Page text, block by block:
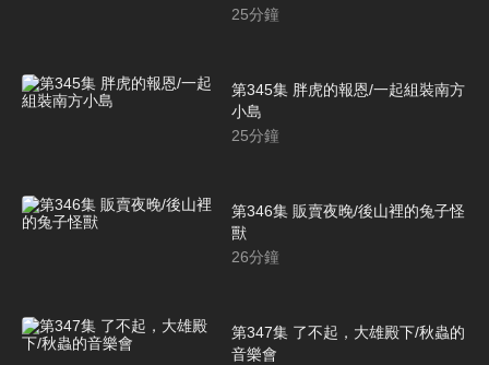
25分鐘
第345集 胖虎的報恩/一起組裝南方
小島
25分鐘
第346集 販賣夜晚/後山裡的兔子怪
獸
26分鐘
第347集 了不起，大雄殿下/秋蟲的
音樂會